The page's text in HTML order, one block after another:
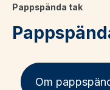
Pappspända tak
Om